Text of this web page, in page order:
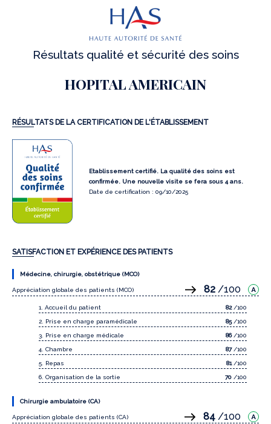
Résultats qualité et sécurité des soins
HOPITAL AMERICAIN
RÉSULTATS DE LA CERTIFICATION DE L'ÉTABLISSEMENT
Etablissement certifié. La qualité des soins est
confirmée. Une nouvelle visite se fera sous 4 ans.
Date de certification : 09/10/2025
SATISFACTION ET EXPÉRIENCE DES PATIENTS
Médecine, chirurgie, obstétrique (MCO)
Appréciation globale des patients (MCO) 82 /100
1. Accueil du patient 82/100
2. Prise en charge paramédicale 85/100
3. Prise en charge médicale 86/100
4. Chambre 87/100
5. Repas 81/100
6. Organisation de la sortie 70 /100
Chirurgie ambulatoire (CA)
Appréciation globale des patients (CA) 84 /100